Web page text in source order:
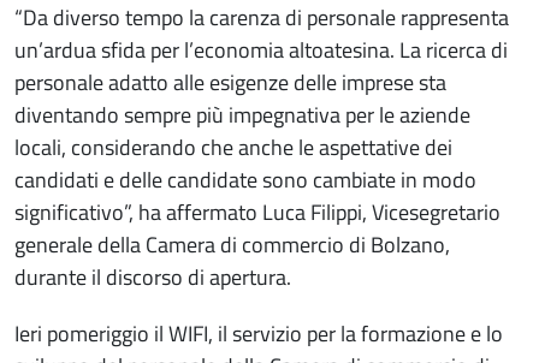
“Da diverso tempo la carenza di personale rappresenta
un’ardua sfida per l’economia altoatesina. La ricerca di
personale adatto alle esigenze delle imprese sta
diventando sempre più impegnativa per le aziende
locali, considerando che anche le aspettative dei
candidati e delle candidate sono cambiate in modo
significativo”, ha affermato Luca Filippi, Vicesegretario
generale della Camera di commercio di Bolzano,
durante il discorso di apertura.
Ieri pomeriggio il WIFI, il servizio per la formazione e lo